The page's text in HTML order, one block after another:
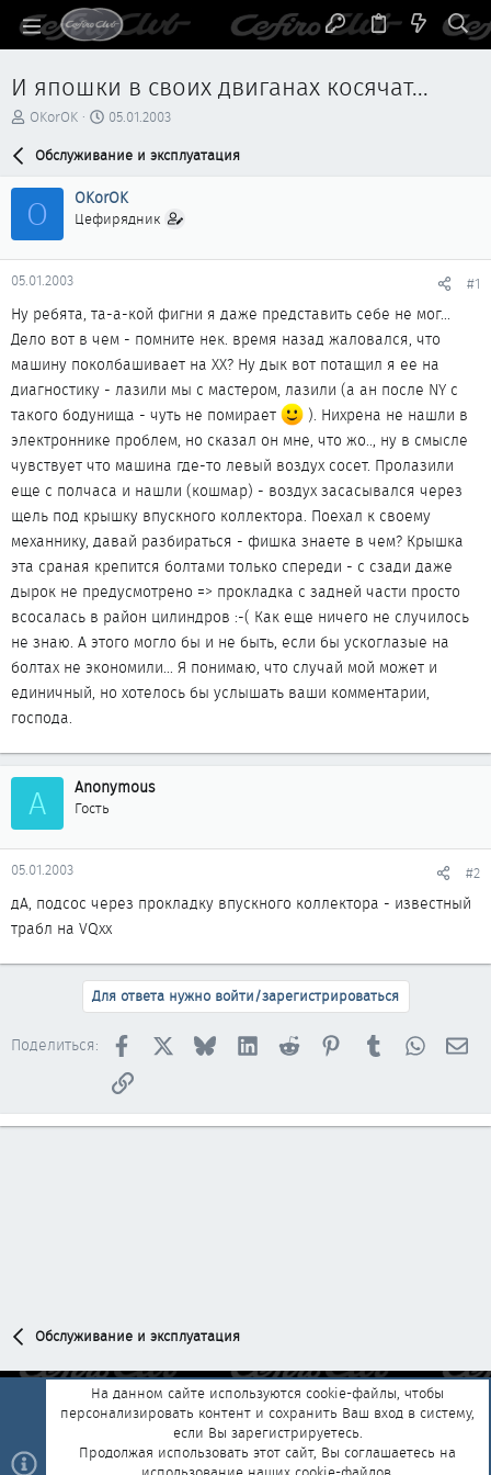
И япошки в своих двиганах косячат...
А
р
т
м
ы
OKorOK
Д
т
н
а
ч
а
05.01.2003
Обслуживание и эксплуатация
O OKorOK
Цефирядник
05.01.2003 #1
Ну ребята, та-а-кой фигни я даже представить себе не мог...
Дело вот в чем - помните нек. время назад жаловался, что
машину поколбашивает на ХХ? Ну дык вот потащил я ее на
диагностику - лазили мы с мастером, лазили (а ан после NY с
такого бодунища - чуть не помирает
). Нихрена не нашли в
электроннике проблем, но сказал он мне, что жо.., ну в смысле
чувствует что машина где-то левый воздух сосет. Пролазили
еще с полчаса и нашли (кошмар) - воздух засасывался через
щель под крышку впускного коллектора. Поехал к своему
механнику, давай разбираться - фишка знаете в чем? Крышка
эта сраная крепится болтами только спереди - с сзади даже
дырок не предусмотрено => прокладка с задней части просто
всосалась в район цилиндров :-( Как еще ничего не случилось
не знаю. А этого могло бы и не быть, если бы ускоглазые на
болтах не экономили... Я понимаю, что случай мой может и
единичный, но хотелось бы услышать ваши комментарии,
господа.
A Anonymous
Гость
05.01.2003 #2
дА, подсос через прокладку впускного коллектора - известный
трабл на VQxx
Для ответа нужно войти/зарегистрироваться
Поделиться: Facebook BlueskyLinkedInReddit PinterestTumblr
Ссылка
Обслуживание и эксплуатация
Обратная связь
Условия и правила
Политика конфиденциальности
Помощь Главная
R
На данном сайте используются cookie-файлы, чтобы
персонализировать контент и сохранить Ваш вход в систему,
если Вы зарегистрируетесь.
Продолжая использовать этот сайт, Вы соглашаетесь на